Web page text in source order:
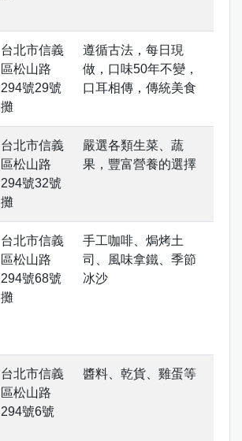
台北市信義
區松山路
294號29號
攤
遵循古法，每日現
做，口味50年不變，
口耳相傳，傳統美食
台北市信義
區松山路
294號32號
攤
嚴選各類生菜、蔬
果，豐富營養的選擇
台北市信義
區松山路
294號68號
攤
手工咖啡、焗烤土
司、風味拿鐵、季節
冰沙
台北市信義
區松山路
294號6號
醬料、乾貨、雞蛋等